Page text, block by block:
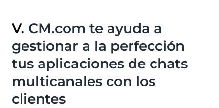
V. CM.com te ayuda a
gestionar a la perfección
tus aplicaciones de chats
multicanales con los
clientes